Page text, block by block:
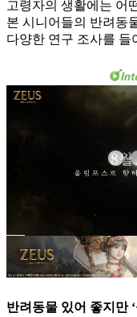
고령자의 생활에는 어
본 시니어들의 반려동
다양한 연구 조사를 들
반려동물 있어 좋지만